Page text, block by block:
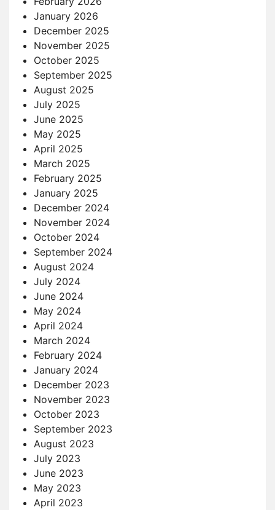
January 2026
December 2025
November 2025
October 2025
September 2025
August 2025
July 2025
June 2025
May 2025
April 2025
March 2025
February 2025
January 2025
December 2024
November 2024
October 2024
September 2024
August 2024
July 2024
June 2024
May 2024
April 2024
March 2024
February 2024
January 2024
December 2023
November 2023
October 2023
September 2023
August 2023
July 2023
June 2023
May 2023
April 2023